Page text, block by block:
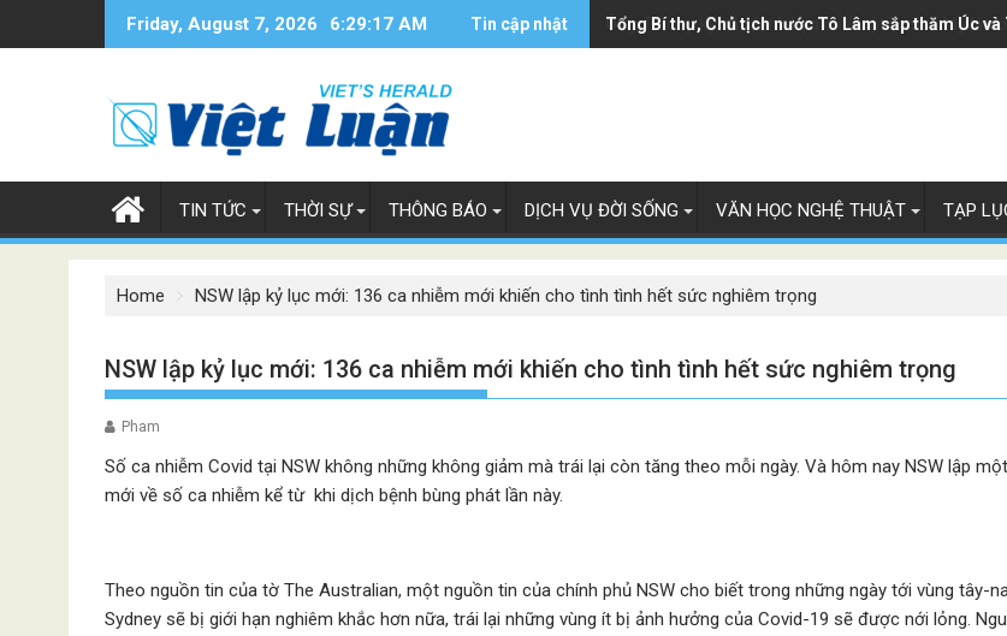
Friday, August 7, 2026 6:29:18 AM Tin cập nhật Ông Trump ký sắc lệnh hạn chế luật 'sinh ở Mỹ là
Tổng Bí thư, Chủ tịch nước Tô Lâm sắp thăm Úc và
TIN TỨC THỜI SỰ THÔNG BÁO DỊCH VỤ ĐỜI SỐNG VĂN HỌC NGHỆ THUẬT TẠP
Home NSW lập kỷ lục mới: 136 ca nhiễm mới khiến cho tình tình hết sức nghiêm trọng
NSW lập kỷ lục mới: 136 ca nhiễm mới khiến cho tình tình hết sức nghiêm trọng
Pham
Số ca nhiễm Covid tại NSW không những không giảm mà trái lại còn tăng theo mỗi ngày. Và hôm nay NSW lập
mới về số ca nhiễm kể từ khi dịch bệnh bùng phát lần này.
Theo nguồn tin của tờ The Australian, một nguồn tin của chính phủ NSW cho biết trong những ngày tới vùng tây-
Sydney sẽ bị giới hạn nghiêm khắc hơn nữa, trái lại những vùng ít bị ảnh hưởng của Covid-19 sẽ được nới lỏng.